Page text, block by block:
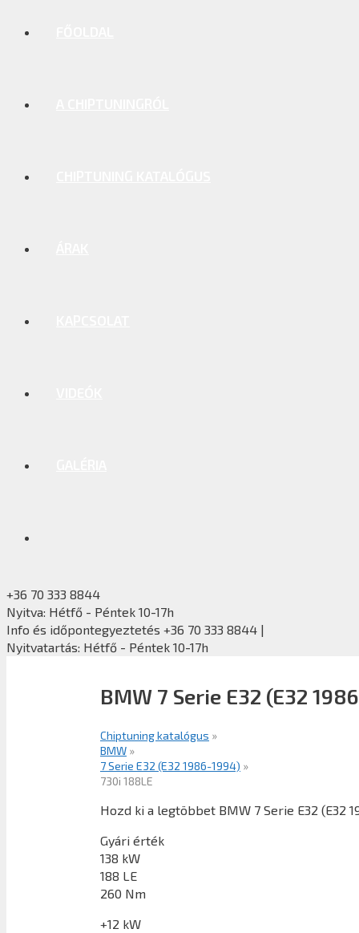
+36 70 333 8844
Nyitva: Hétfő - Péntek 10-17h
Info és időpontegyeztetés +36 70 333 8844 |
Nyitvatartás: Hétfő - Péntek 10-17h
BMW 7 Serie E32 (E32
Chiptuning katalógus »
BMW »
7 Serie E32 (E32 1986-1994) »
730i 188LE
Hozd ki a legtöbbet BMW 7 Serie E32 (E32
Gyári érték
138 kW
188 LE
260 Nm
+12 kW